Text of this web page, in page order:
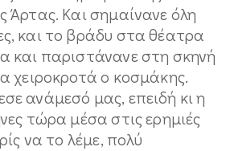
Άρτας. Και σημαίνανε όλη
και το βράδυ στα θέατρα
και παριστάνανε στη σκηνή
χειροκροτά ο κοσμάκης.
ανάμεσό μας, επειδή κι η
τώρα μέσα στις ερημιές
να το λέμε, πολύ